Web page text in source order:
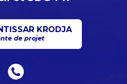
KRODJA
de projet